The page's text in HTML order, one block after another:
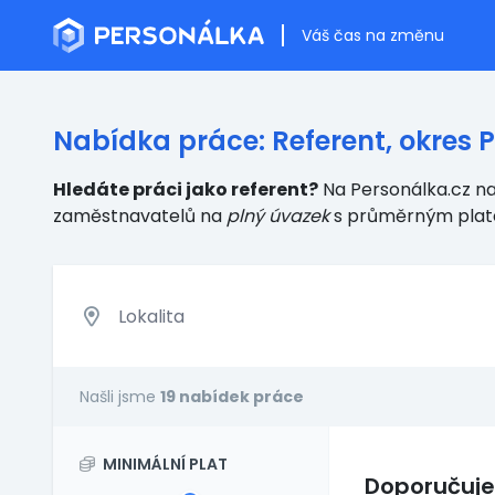
Váš čas na změnu
Nabídka práce: Referent, okres
Hledáte práci jako referent? Na Personálka.cz
zaměstnavatelů na plný úvazeks průměrným
Našli jsme 19 nabídek práce
MINIMÁLNÍ PLAT